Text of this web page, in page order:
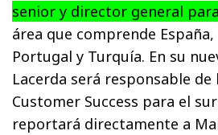
senior y director general
área que comprende
Portugal y Turquía. En su
Lacerda será responsable
Customer Success para el
reportará directamente a